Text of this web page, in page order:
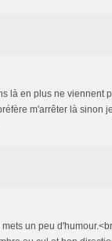
là en plus ne viennent
m'arrêter là sinon
un peu